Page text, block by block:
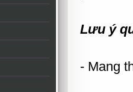
Lưu ý
- Mang